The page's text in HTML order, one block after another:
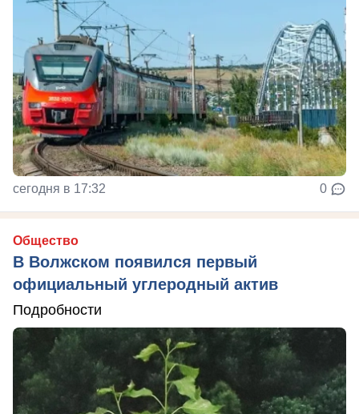
сегодня в 17:32 0
Общество
В Волжском появился первый
официальный углеродный актив
Подробности